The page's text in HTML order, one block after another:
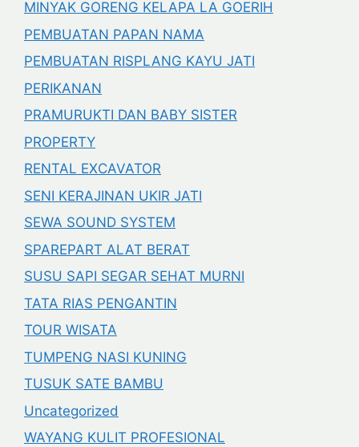
MINYAK GORENG KELAPA LA GOERIH
PEMBUATAN PAPAN NAMA
PEMBUATAN RISPLANG KAYU JATI
PERIKANAN
PRAMURUKTI DAN BABY SISTER
PROPERTY
RENTAL EXCAVATOR
SENI KERAJINAN UKIR JATI
SEWA SOUND SYSTEM
SPAREPART ALAT BERAT
SUSU SAPI SEGAR SEHAT MURNI
TATA RIAS PENGANTIN
TOUR WISATA
TUMPENG NASI KUNING
TUSUK SATE BAMBU
Uncategorized
WAYANG KULIT PROFESIONAL